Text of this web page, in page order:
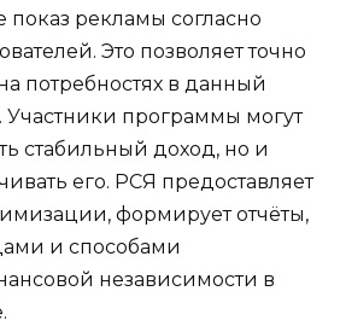
рекламы согласно
Это позволяет точно
потребностях в данный
программы могут
стабильный доход, но и
его. РСЯ предоставляет
формирует отчёты,
и способами
независимости в